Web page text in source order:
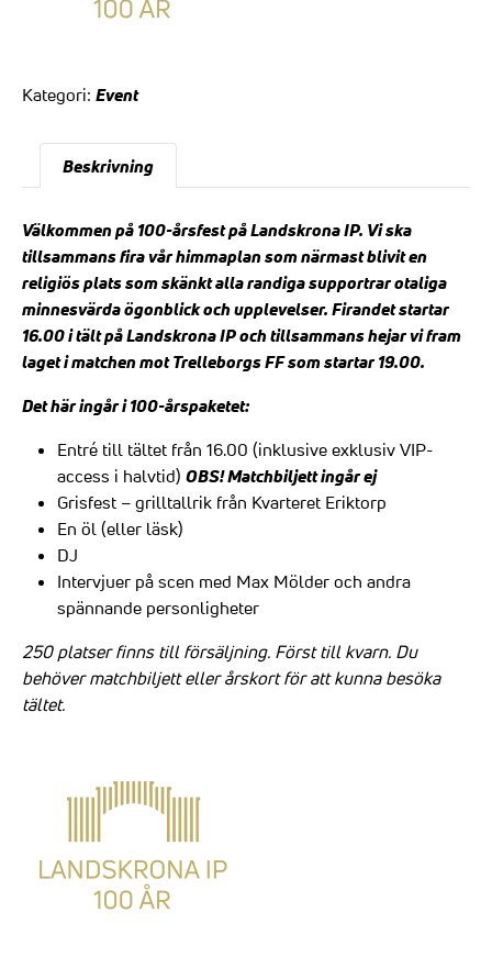
Kategori: Event
Beskrivning
Välkommen på 100-årsfest på Landskrona IP. Vi ska
tillsammans fira vår himmaplan som närmast blivit en
religiös plats som skänkt alla randiga supportrar otaliga
minnesvärda ögonblick och upplevelser. Firandet startar
16.00 i tält på Landskrona IP och tillsammans hejar vi fram
laget i matchen mot Trelleborgs FF som startar 19.00.
Det här ingår i 100-årspaketet:
Entré till tältet från 16.00 (inklusive exklusiv VIP-
access i halvtid) OBS! Matchbiljett ingår ej
Grisfest – grilltallrik från Kvarteret Eriktorp
En öl (eller läsk)
DJ
Intervjuer på scen med Max Mölder och andra
spännande personligheter
250 platser finns till försäljning. Först till kvarn. Du
behöver matchbiljett eller årskort för att kunna besöka
tältet.